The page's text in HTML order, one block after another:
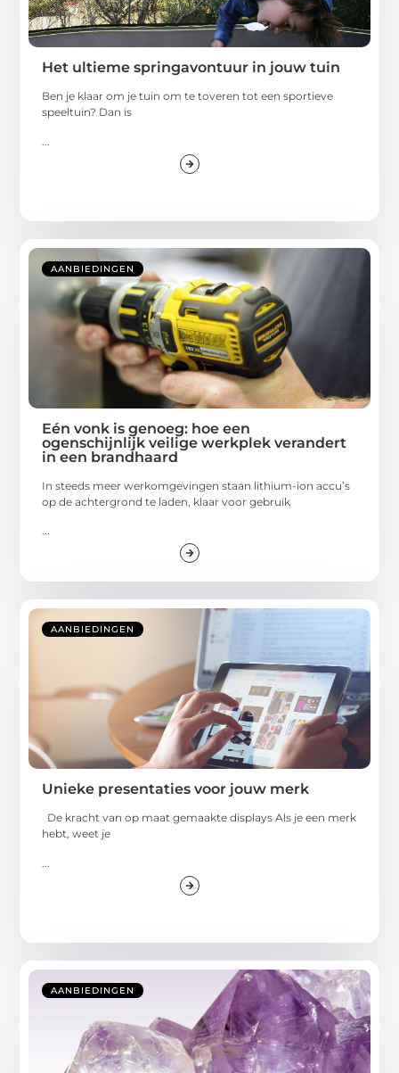
Het ultieme springavontuur in jouw tuin
Ben je klaar om je tuin om te toveren tot een sportieve
speeltuin? Dan is
AANBIEDINGEN
Eén vonk is genoeg: hoe een
ogenschijnlijk veilige werkplek verandert
in een brandhaard
In steeds meer werkomgevingen staan lithium-ion accu’s
op de achtergrond te laden, klaar voor gebruik
...
AANBIEDINGEN
Unieke presentaties voor jouw merk
De kracht van op maat gemaakte displays Als je een merk
hebt, weet je
AANBIEDINGEN